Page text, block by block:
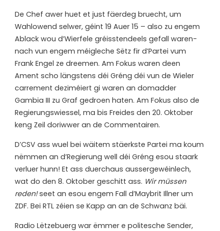
De Chef awer huet et just fäerdeg bruecht, um
Wahlowend selwer, géint 19 Auer 15 – also zu engem
Ablack wou d’Wierfele gréisstendeels gefall waren-
nach vun engem méigleche Sëtz fir d’Partei vum
Frank Engel ze dreemen. Am Fokus waren deen
Ament scho längstens déi Gréng déi vun de Wieler
carrement deziméiert gi waren an domadder
Gambia III zu Graf gedroen haten. Am Fokus also de
Regierungswiessel, ma bis Freides den 20. Oktober
keng Zeil doriwwer an de Commentairen.
D’CSV ass wuel bei wäitem stäerkste Partei ma koum
nëmmen an d’Regierung well déi Gréng esou staark
verluer hunn! Et ass duerchaus aussergewéinlech,
wat do den 8. Oktober geschitt ass. Wir müssen
reden!seet an esou engem Fall d’Maybrit Illner um
ZDF. Bei RTL zéien se Kapp an an de Schwanz bäi.
Radio Lëtzebuerg war ëmmer e politesche Sender,